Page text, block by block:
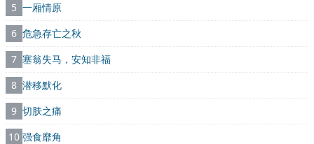
5 一厢情原
6 危急存亡之秋
7 塞翁失马，安知非福
8 潜移默化
9 切肤之痛
10 强食靡角